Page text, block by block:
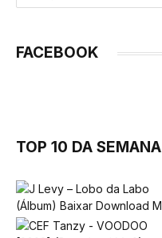
FACEBOOK
TOP 10 DA SEMANA